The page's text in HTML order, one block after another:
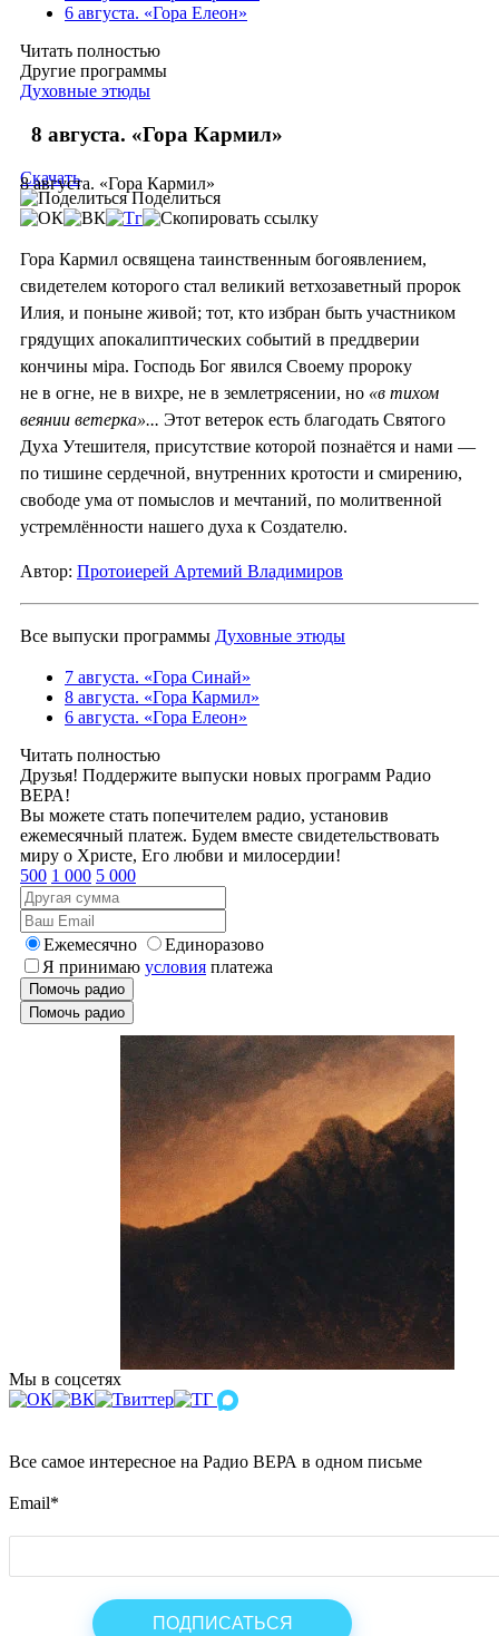
6 августа. «Гора Елеон»
Читать полностью
Другие программы
Духовные этюды
8 августа. «Гора Кармил»
8 августа. «Гора Кармил»
Скачать
Поделиться
Гора Кармил освящена таинственным богоявлением,
свидетелем которого стал великий ветхозаветный пророк
Илия, и поныне живой; тот, кто избран быть участником
грядущих апокалиптических событий в преддверии
кончины мiра. Господь Бог явился Своему пророку
не в огне, не в вихре, не в землетрясении, но «в тихом
веянии ветерка»... Этот ветерок есть благодать Святого
Духа Утешителя, присутствие которой познаётся и нами —
по тишине сердечной, внутренних кротости и смирению,
свободе ума от помыслов и мечтаний, по молитвенной
устремлённости нашего духа к Создателю.
Автор: Протоиерей Артемий Владимиров
Все выпуски программы Духовные этюды
7 августа. «Гора Синай»
8 августа. «Гора Кармил»
6 августа. «Гора Елеон»
Читать полностью
Друзья! Поддержите выпуски новых программ Радио
ВЕРА!
Вы можете стать попечителем радио, установив
ежемесячный платеж. Будем вместе свидетельствовать
миру о Христе, Его любви и милосердии!
500 1 000 5 000
Ежемесячно
Единоразово
Я принимаю условия платежа
Помочь радио
Помочь радио
Мы в соцсетях
Все самое интересное на Радио ВЕРА в одном письме
Email*